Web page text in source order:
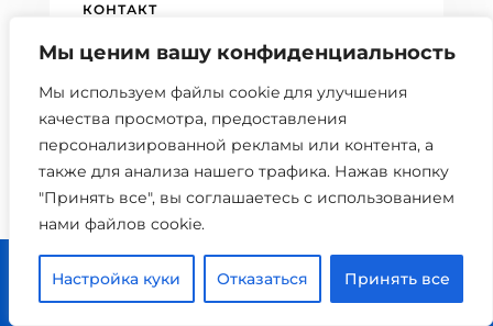
Мы ценим вашу конфиденциальность
Мы используем файлы cookie для улучшения
качества просмотра, предоставления
персонализированной рекламы или контента, а
также для анализа нашего трафика. Нажав кнопку
"Принять все", вы соглашаетесь с использованием
нами файлов cookie.
Настройка куки Отказаться Принять все

Главная

Расписание
 0 шт.
КОНТАКТ
DATENSCHUTZERKLÄRUNG
БЛОГ